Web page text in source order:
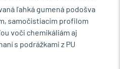
ľahká gumená podošva
samočistiacim profilom
voči chemikáliám aj
s podrážkami z PU